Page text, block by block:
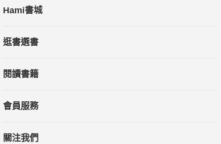
Hami書城
逛書選書
閱讀書籍
會員服務
關注我們